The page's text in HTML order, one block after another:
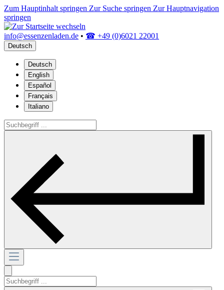
Zum Hauptinhalt springen Zur Suche springen Zur Hauptnavigation
springen
info@essenzenladen.de • ☎ +49 (0)6021 22001
Deutsch
Deutsch
English
Español
Français
Italiano